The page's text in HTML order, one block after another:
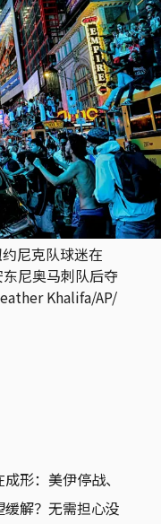
尼克队球迷在
尼奥马刺队后夺
Khalifa/AP/
形：美伊停战、
解？无需担心没